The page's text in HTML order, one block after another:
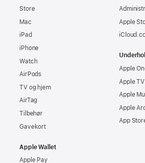
Store
Mac
iPad
iPhone
Watch
AirPods
TV og hjem
AirTag
Tilbehør
Gavekort
Apple Wallet
Apple Pay
Apple
Apple
Apple TV
Apple
Apple
App